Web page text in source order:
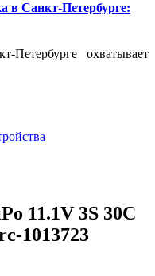
в Санкт-Петербурге:
Петербурге охватывает
11.1V 3S 30C
1013723